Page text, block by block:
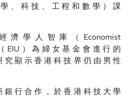
、 科 技 、 工 程 和 數 學 ） 課
濟 學 人 智 庫 （ Economist
EIU ） 為 婦 女 基 金 會 進 行 的
究 顯 示 香 港 科 技 界 仍 由 男 性
銀 行 合 作 ， 於 香 港 科 技 大 學